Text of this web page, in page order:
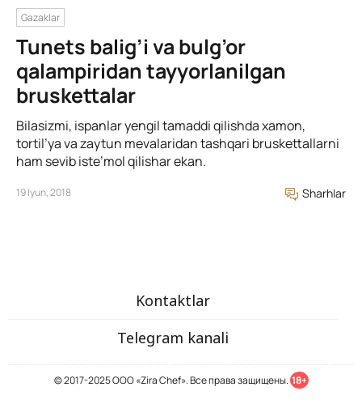
Gazaklar
Tunets balig’i va bulg’or
qalampiridan tayyorlanilgan
bruskettalar
Bilasizmi, ispanlar yengil tamaddi qilishda xamon,
tortil’ya va zaytun mevalaridan tashqari bruskettallarni
ham sevib iste’mol qilishar ekan.
19 Iyun, 2018 Sharhlar
Kontaktlar
Telegram kanali
© 2017-2025 ООО «Zira Chef». Все права защищены. 18+